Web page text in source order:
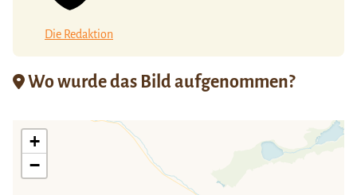
Die Redaktion
Wo wurde das Bild aufgenommen?
+
−